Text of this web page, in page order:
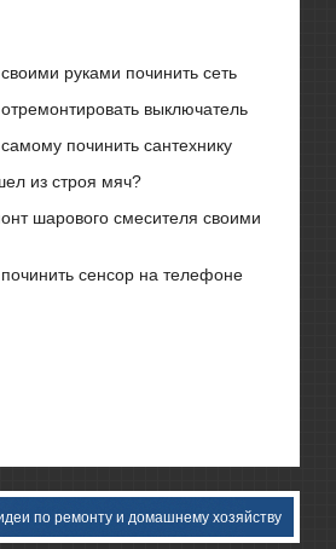
руками починить сеть
выключатель
починить сантехнику
из строя мяч?
шарового смесителя своими
починить сенсор на телефоне
пο ремοнту и домашнему хозяйству